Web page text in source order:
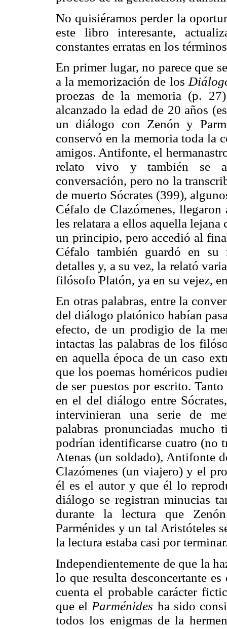
No quisiéramos perder la
este libro interesante,
constantes erratas en los
En primer lugar, no parece que
a la memorización de los
proezas de la memoria (p.
alcanzado la edad de 20 años
un diálogo con Zenón y
conservó en la memoria toda la
amigos. Antifonte, el
relato vivo y también se
conversación, pero no la
de muerto Sócrates (399),
Céfalo de Clazómenes,
les relatara a ellos aquella lejana
un principio, pero accedió al
Céfalo también guardó en su
detalles y, a su vez, la relató
filósofo Platón, ya en su vejez,
En otras palabras, entre la
del diálogo platónico habían
efecto, de un prodigio de la
intactas las palabras de los
en aquella época de un caso
que los poemas homéricos
de ser puestos por escrito.
en el del diálogo entre
intervinieran una serie de
palabras pronunciadas mucho
podrían identificarse cuatro (no
Atenas (un soldado), Antifonte
Clazómenes (un viajero) y el
él es el autor y que él lo
diálogo se registran minucias
durante la lectura que
Parménides y un tal Aristóteles
la lectura estaba casi por
Independientemente de que la
lo que resulta desconcertante
cuenta el probable carácter
que el Parménides ha sido
todos los enigmas de la